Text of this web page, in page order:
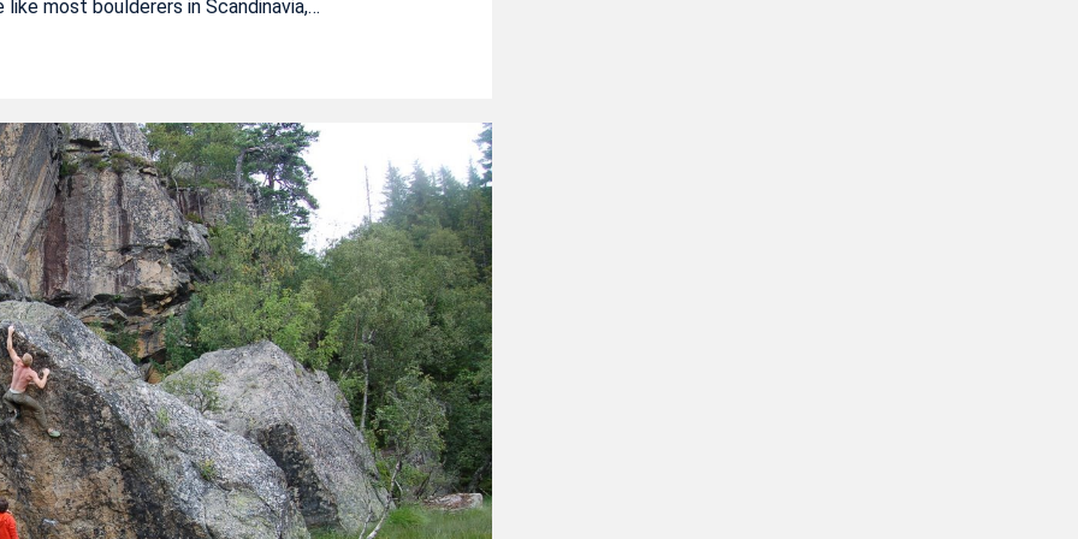
most boulderers in Scandinavia,…